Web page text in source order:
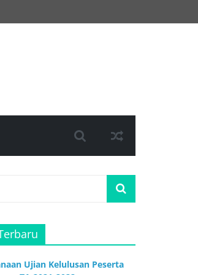
Ujian Kelulusan Peserta